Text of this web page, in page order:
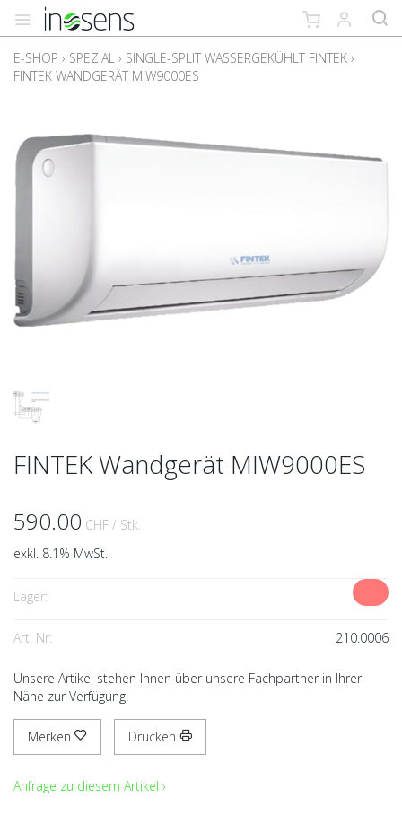
E-SHOP › SPEZIAL › SINGLE-SPLIT WASSERGEKÜHLT FINTEK ›
FINTEK WANDGERÄT MIW9000ES
FINTEK Wandgerät MIW9000ES
590.00 CHF / Stk.
exkl. 8.1% MwSt.
Lager:
Art. Nr: 210.0006
Unsere Artikel stehen Ihnen über unsere Fachpartner in Ihrer
Nähe zur Verfügung.
Merken Drucken
Anfrage zu diesem Artikel ›